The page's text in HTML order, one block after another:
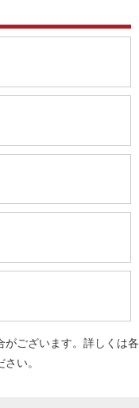
ございます。詳しくは各
い。